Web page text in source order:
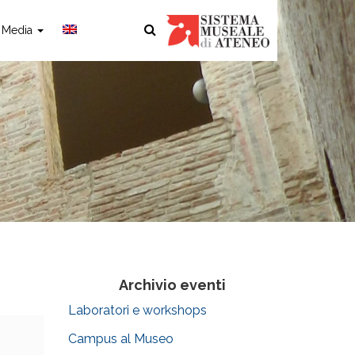
Media
Archivio eventi
Laboratori e workshops
Campus al Museo